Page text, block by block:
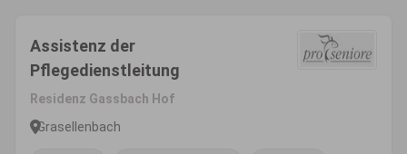
Assistenz der
Pflegedienstleitung
Residenz Gassbach Hof
Grasellenbach